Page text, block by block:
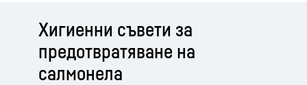
Хигиенни съвети за
предотвратяване на
салмонела